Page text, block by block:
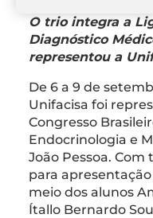
O trio integra a
Diagnóstico
representou a
De 6 a 9 de
Unifacisa foi
Congresso
Endocrinologia e
João Pessoa.
para
meio dos alunos
Ítallo Bernardo